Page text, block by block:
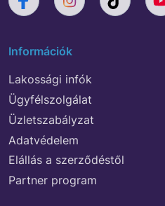
Információk
Lakossági infók
Ügyfélszolgálat
Üzletszabályzat
Adatvédelem
Elállás a szerződéstől
Partner program